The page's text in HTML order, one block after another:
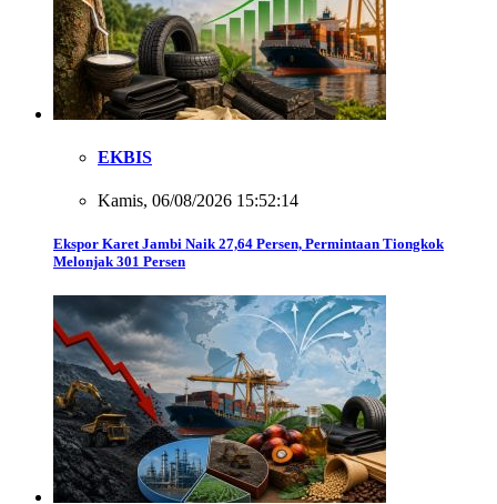
EKBIS
Kamis, 06/08/2026 15:52:14
Ekspor Karet Jambi Naik 27,64 Persen, Permintaan Tiongkok
Melonjak 301 Persen